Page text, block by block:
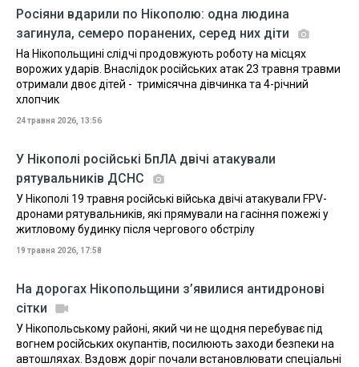
Росіяни вдарили по Нікополю: одна людина
загинула, семеро поранених, серед них діти
На Нікопольщині слідчі продовжують роботу на місцях
ворожих ударів. Внаслідок російських атак 23 травня травми
отримали двоє дітей - тримісячна дівчинка та 4-річний
хлопчик
24 травня 2026, 13:56
У Нікополі російські БпЛА двічі атакували
рятувальників ДСНС
У Нікополі 19 травня російські війська двічі атакували FPV-
дронами рятувальників, які прямували на гасіння пожежі у
житловому будинку після чергового обстрілу
19 травня 2026, 17:58
На дорогах Нікопольщини з’явилися антидронові
сітки
У Нікопольському районі, який чи не щодня перебуває під
вогнем російських окупантів, посилюють заходи безпеки на
автошляхах. Вздовж доріг почали встановлювати спеціальні